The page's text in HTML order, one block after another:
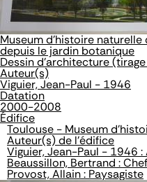
principal
principal
recherche
Museum d'histoire naturelle
depuis le jardin botanique
Dessin d'architecture
Auteur(s)
Viguier, Jean-Paul - 1946
Datation
2000-2008
Édifice
Toulouse - Museum
Auteur(s) de l'édifice
Viguier, Jean-Paul - 1946
Beaussillon, Bertrand :
Provost, Allain : Paysagiste